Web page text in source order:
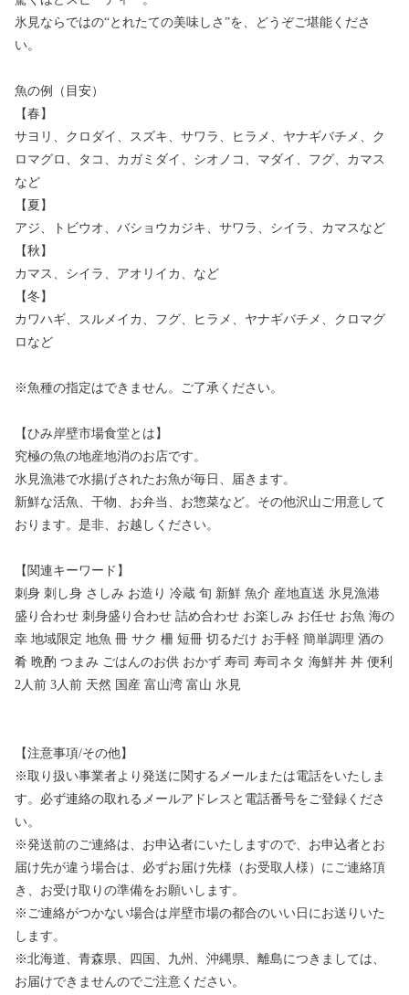
氷見ならではの“とれたての美味しさ”を、どうぞご堪能くださ
い。
魚の例（目安）
【春】
サヨリ、クロダイ、スズキ、サワラ、ヒラメ、ヤナギバチメ、ク
ロマグロ、タコ、カガミダイ、シオノコ、マダイ、フグ、カマス
など
【夏】
アジ、トビウオ、バショウカジキ、サワラ、シイラ、カマスなど
【秋】
カマス、シイラ、アオリイカ、など
【冬】
カワハギ、スルメイカ、フグ、ヒラメ、ヤナギバチメ、クロマグ
ロなど
※魚種の指定はできません。ご了承ください。
【ひみ岸壁市場食堂とは】
究極の魚の地産地消のお店です。
氷見漁港で水揚げされたお魚が毎日、届きます。
新鮮な活魚、干物、お弁当、お惣菜など。その他沢山ご用意して
おります。是非、お越しください。
【関連キーワード】
刺身 刺し身 さしみ お造り 冷蔵 旬 新鮮 魚介 産地直送 氷見漁港
盛り合わせ 刺身盛り合わせ 詰め合わせ お楽しみ お任せ お魚 海の
幸 地域限定 地魚 冊 サク 柵 短冊 切るだけ お手軽 簡単調理 酒の
肴 晩酌 つまみ ごはんのお供 おかず 寿司 寿司ネタ 海鮮丼 丼 便利
2人前 3人前 天然 国産 富山湾 富山 氷見
【注意事項/その他】
※取り扱い事業者より発送に関するメールまたは電話をいたしま
す。必ず連絡の取れるメールアドレスと電話番号をご登録くださ
い。
※発送前のご連絡は、お申込者にいたしますので、お申込者とお
届け先が違う場合は、必ずお届け先様（お受取人様）にご連絡頂
き、お受け取りの準備をお願いします。
※ご連絡がつかない場合は岸壁市場の都合のいい日にお送りいた
します。
※北海道、青森県、四国、九州、沖縄県、離島につきましては、
お届けできませんのでご注意ください。